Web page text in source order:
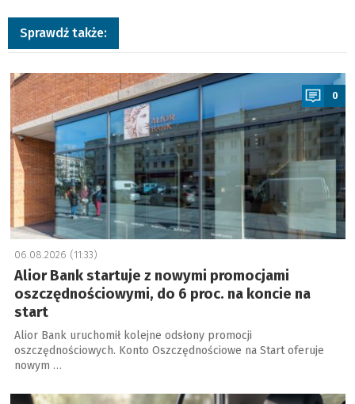
Sprawdź także:
a
0
06.08.2026 (11:33)
Alior Bank startuje z nowymi promocjami
oszczędnościowymi, do 6 proc. na koncie na
start
Alior Bank uruchomił kolejne odsłony promocji
oszczędnościowych. Konto Oszczędnościowe na Start oferuje
nowym …
a